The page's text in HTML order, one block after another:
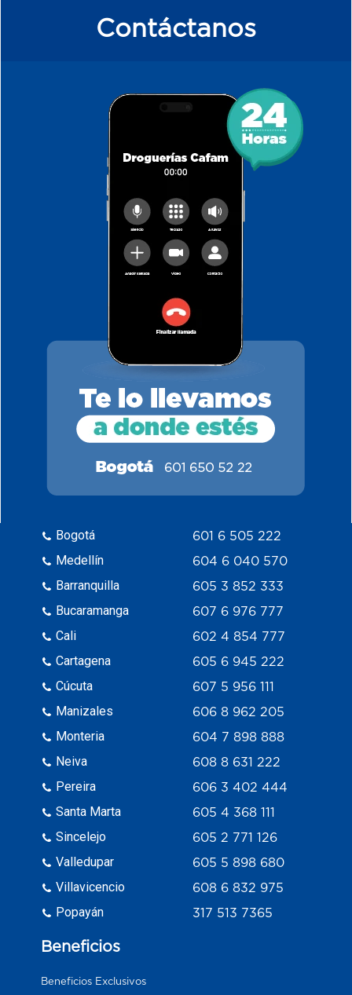
Contáctanos
Bogotá
Medellín
Barranquilla
Bucaramanga
Cali
Cartagena
Cúcuta
Manizales
Monteria
Neiva
Pereira
Santa Marta
Sincelejo
Valledupar
Villavicencio
Popayán
601 6 505 222
604 6 040 570
605 3 852 333
607 6 976 777
602 4 854 777
605 6 945 222
607 5 956 111
606 8 962 205
604 7 898 888
608 8 631 222
606 3 402 444
605 4 368 111
605 2 771 126
605 5 898 680
608 6 832 975
317 513 7365
Beneficios
Beneficios Exclusivos